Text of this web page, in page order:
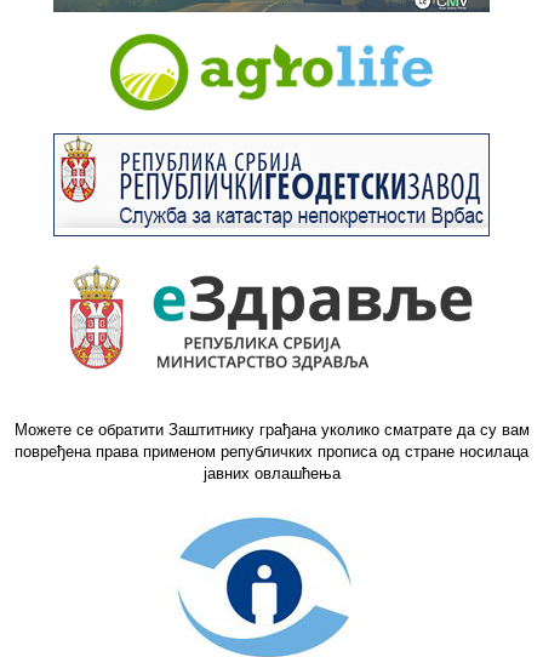
Можете се обратити Заштитнику грађана уколико сматрате да су вам
повређена права применом републичких прописа од стране носилаца
јавних овлашћења